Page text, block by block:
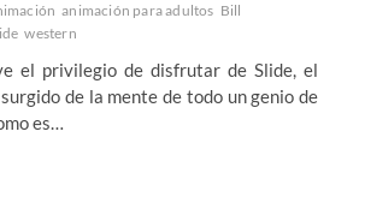
animación para adultos Bill
western
el privilegio de disfrutar de Slide, el
de la mente de todo un genio de
es…